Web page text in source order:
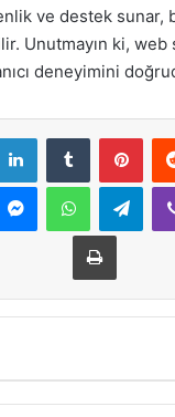
ve destek sunar,
Unutmayın ki,
deneyimini
LinkedInTumblr
MessengerWhatsApp
Yazdır